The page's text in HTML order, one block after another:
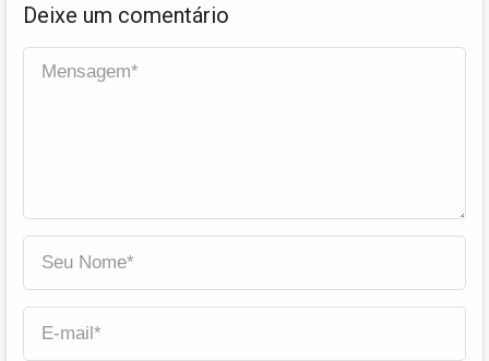
Deixe um comentário